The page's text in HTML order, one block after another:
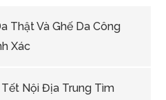
Thật Và Ghế Da Công
Xác
Nội Địa Trung Tìm